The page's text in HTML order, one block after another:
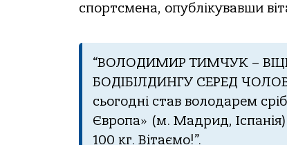
спортсмена, опублікувавши
“ВОЛОДИМИР ТИМЧУК –
БОДІБІЛДИНГУ СЕРЕД
сьогодні став володарем
Європа» (м. Мадрид, Іспанія)
100 кг. Вітаємо!”.